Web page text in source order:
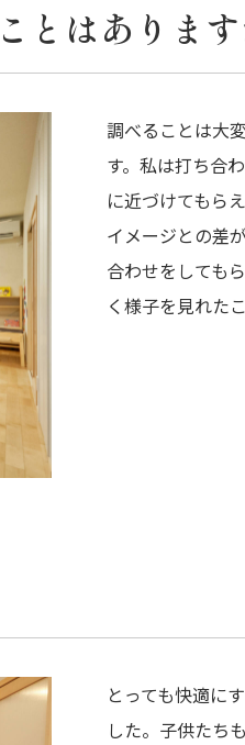
とはあります
調べることは大
す。私は打ち合
に近づけてもら
イメージとの差
合わせをしても
く様子を見れた
とっても快適に
した。子供たち